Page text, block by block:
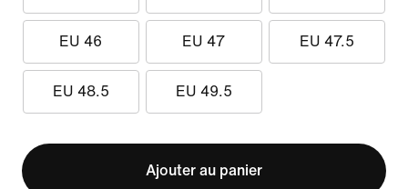
EU 46 EU 47 EU 47.5
EU 48.5 EU 49.5
Ajouter au panier